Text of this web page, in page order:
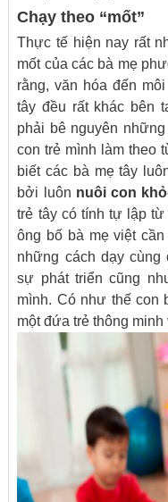
Chạy theo “mốt”
Thực tế hiện nay rất
mốt của các bà mẹ
rằng, văn hóa đến
tây đều rất khác bên
phải bê nguyên
con trẻ mình làm theo
biết các bà mẹ tây
bởi luôn nuôi con
trẻ tây có tính tự lập
ông bố bà mẹ việt cần
những cách dạy
sự phát triển cũng
mình. Có như thế con
một đứa trẻ thông